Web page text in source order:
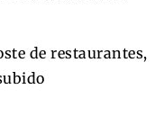
de restaurantes,